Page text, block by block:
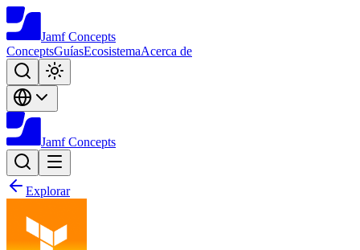
Jamf Concepts
ConceptsGuíasEcosistemaAcerca de
Jamf Concepts
Explorar